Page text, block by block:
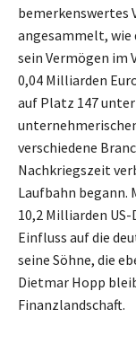
bemerkenswertes
angesammelt, wie
sein Vermögen im
0,04 Milliarden
auf Platz 147
verschiedene
Nachkriegszeit
Laufbahn begann.
10,2 Milliarden
Einfluss auf die
seine Söhne, die
Dietmar Hopp
Finanzlandschaft.